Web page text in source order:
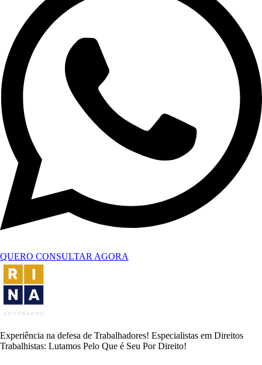
QUERO CONSULTAR AGORA
Experiência na defesa de Trabalhadores! Especialistas em Direitos
Trabalhistas: Lutamos Pelo Que é Seu Por Direito!